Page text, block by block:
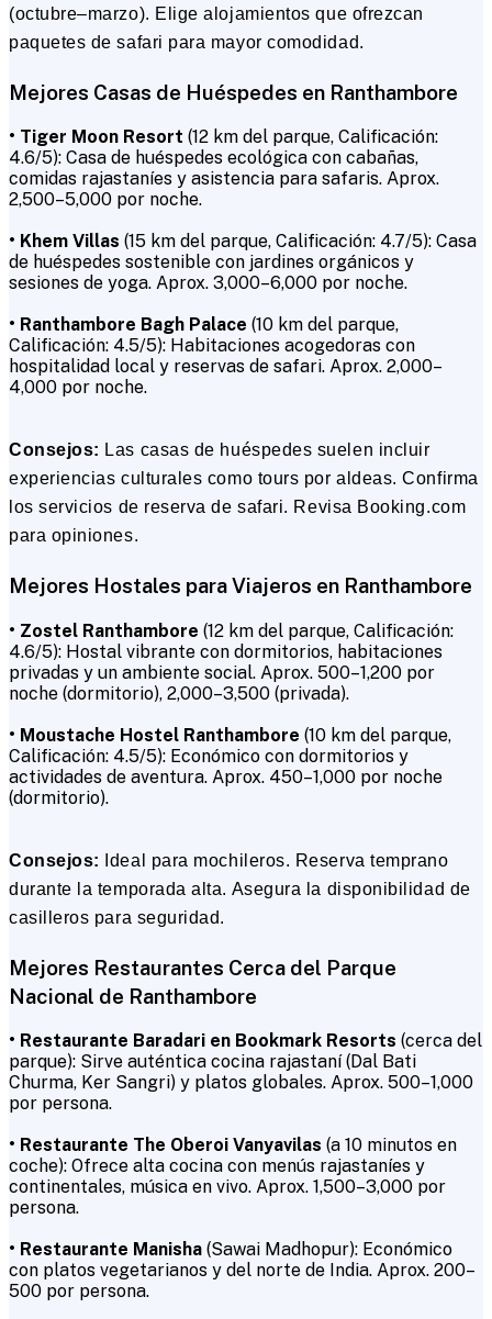
(octubre–marzo). Elige alojamientos que ofrezcan
paquetes de safari para mayor comodidad.
Mejores Casas de Huéspedes en Ranthambore
• Tiger Moon Resort (12 km del parque, Calificación:
4.6/5): Casa de huéspedes ecológica con cabañas,
comidas rajastaníes y asistencia para safaris. Aprox.
₹2,500–₹5,000 por noche.
• Khem Villas (15 km del parque, Calificación: 4.7/5): Casa
de huéspedes sostenible con jardines orgánicos y
sesiones de yoga. Aprox. ₹3,000–₹6,000 por noche.
• Ranthambore Bagh Palace (10 km del parque,
Calificación: 4.5/5): Habitaciones acogedoras con
hospitalidad local y reservas de safari. Aprox. ₹2,000–
₹4,000 por noche.
Consejos: Las casas de huéspedes suelen incluir
experiencias culturales como tours por aldeas. Confirma
los servicios de reserva de safari. Revisa Booking.com
para opiniones.
Mejores Hostales para Viajeros en Ranthambore
• Zostel Ranthambore (12 km del parque, Calificación:
4.6/5): Hostal vibrante con dormitorios, habitaciones
privadas y un ambiente social. Aprox. ₹500–₹1,200 por
noche (dormitorio), ₹2,000–₹3,500 (privada).
• Moustache Hostel Ranthambore (10 km del parque,
Calificación: 4.5/5): Económico con dormitorios y
actividades de aventura. Aprox. ₹450–₹1,000 por noche
(dormitorio).
Consejos:
Ideal para mochileros. Reserva temprano
durante la temporada alta. Asegura la disponibilidad de
casilleros para seguridad.
Mejores Restaurantes Cerca del Parque
Nacional de Ranthambore
• Restaurante Baradari en Bookmark Resorts (cerca del
parque): Sirve auténtica cocina rajastaní (Dal Bati
Churma, Ker Sangri) y platos globales. Aprox. ₹500–₹1,000
por persona.
• Restaurante The Oberoi Vanyavilas (a 10 minutos en
coche): Ofrece alta cocina con menús rajastaníes y
continentales, música en vivo. Aprox. ₹1,500–₹3,000 por
persona.
• Restaurante Manisha (Sawai Madhopur): Económico
con platos vegetarianos y del norte de India. Aprox. ₹200–
₹500 por persona.